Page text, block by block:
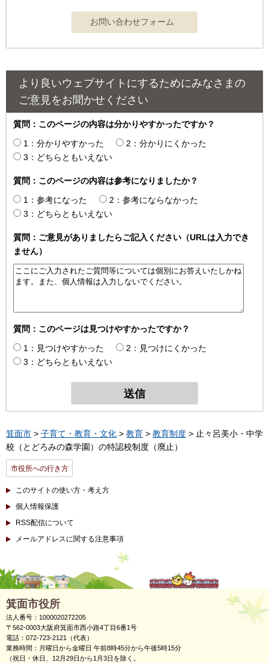
より良いウェブサイトにするためにみなさまの
ご意見をお聞かせください
質問：このページの内容は分かりやすかったですか？
1：分かりやすかった
2：分かりにくかった
3：どちらともいえない
質問：このページの内容は参考になりましたか？
1：参考になった
2：参考にならなかった
3：どちらともいえない
質問：ご意見がありましたらご記入ください（URLは入力でき
ません）
質問：このページは見つけやすかったですか？
1：見つけやすかった
2：見つけにくかった
3：どちらともいえない
箕面市 > 子育て・教育・文化 > 教育 > 教育制度 > 止々呂美小・中学
校（とどろみの森学園）の特認校制度（廃止）
市役所への行き方
このサイトの使い方・考え方
個人情報保護
RSS配信について
メールアドレスに関する注意事項
箕面市役所
法人番号：1000020272205
〒562-0003大阪府箕面市西小路4丁目6番1号
電話：072-723-2121（代表）
業務時間：月曜日から金曜日 午前8時45分から午後5時15分
（祝日・休日、12月29日から1月3日を除く。